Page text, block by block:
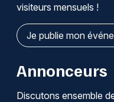
visiteurs mensuels !
Je publie mon
Annonceurs
Discutons ensemble